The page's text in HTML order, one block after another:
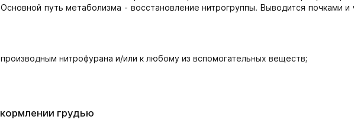
путь метаболизма - восстановление нитрогруппы. Выводится почками и
нитрофурана и/или к любому из вспомогательных веществ;
грудью